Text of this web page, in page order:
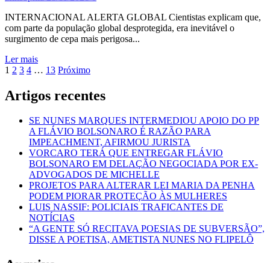
SÃO
REFERÊNCIAS
EM
SUAS
INTERNACIONAL ALERTA GLOBAL Cientistas explicam que,
com parte da população global desprotegida, era inevitável o
surgimento de cepa mais perigosa...
Ler maisLeia
mais
ACESSO
DESIGUAL
VACINA
LEVOU
A
“DESASTRE
ANUNCIADO”
DA
VARIANTE
ÔMICRON,
DIZEM
ESPECIALISTAS
Paginação
dos
conteúdos
1 2 3 4 … 13 Próximo
Artigos recentes
SE NUNES MARQUES INTERMEDIOU APOIO DO PP
A FLÁVIO BOLSONARO É RAZÃO PARA
IMPEACHMENT, AFIRMOU JURISTA
VORCARO TERÁ QUE ENTREGAR FLÁVIO
BOLSONARO EM DELAÇÃO NEGOCIADA POR EX-
ADVOGADOS DE MICHELLE
PROJETOS PARA ALTERAR LEI MARIA DA PENHA
PODEM PIORAR PROTEÇÃO ÀS MULHERES
LUIS NASSIF: POLICIAIS TRAFICANTES DE
NOTÍCIAS
“A GENTE SÓ RECITAVA POESIAS DE SUBVERSÃO”,
DISSE A POETISA, AMETISTA NUNES NO FLIPELÔ